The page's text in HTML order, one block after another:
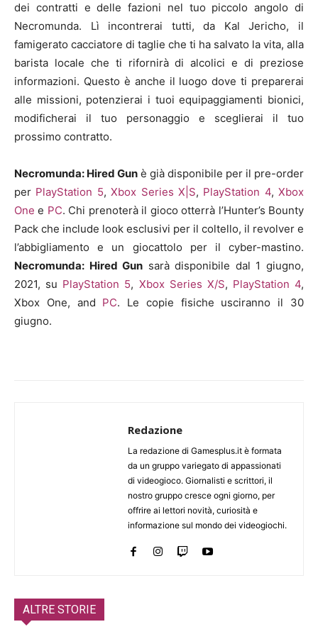
dei contratti e delle fazioni nel tuo piccolo angolo di
Necromunda. Lì incontrerai tutti, da Kal Jericho, il
famigerato cacciatore di taglie che ti ha salvato la vita, alla
barista locale che ti rifornirà di alcolici e di preziose
informazioni. Questo è anche il luogo dove ti preparerai
alle missioni, potenzierai i tuoi equipaggiamenti bionici,
modificherai il tuo personaggio e sceglierai il tuo
prossimo contratto.
Necromunda: Hired Gun è già disponibile per il pre-order
per PlayStation 5,Xbox Series X|S, PlayStation 4, Xbox
One e PC. Chi prenoterà il gioco otterrà l’Hunter’s Bounty
Pack che include look esclusivi per il coltello, il revolver e
l’abbigliamento e un giocattolo per il cyber-mastino.
Necromunda: Hired Gun sarà disponibile dal 1 giugno,
2021, su PlayStation 5, Xbox Series X/S, PlayStation 4,
Xbox One, and PC. Le copie fisiche usciranno il 30
giugno.
Redazione
La redazione di Gamesplus.it è formata
da un gruppo variegato di appassionati
di videogioco. Giornalisti e scrittori, il
nostro gruppo cresce ogni giorno, per
offrire ai lettori novità, curiosità e
informazione sul mondo dei videogiochi.
ALTRE STORIE